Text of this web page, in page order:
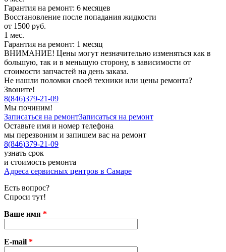
Гарантия на ремонт: 6 месяцев
Восстановление после попадания жидкости
от 1500 руб.
1 мес.
Гарантия на ремонт: 1 месяц
ВНИМАНИЕ! Цены могут незначительно изменяться как в
большую, так и в меньшую сторону, в зависимости от
стоимости запчастей на день заказа.
Не нашли поломки своей техники или цены ремонта?
Звоните!
8(846)379-21-09
Мы починим!
Записаться на ремонтЗаписаться на ремонт
Оставьте имя и номер телефона
мы перезвоним и запишем вас на ремонт
8(846)379-21-09
узнать срок
и стоимость ремонта
Адреса сервисных центров в Самаре
Есть вопрос?
Спроси тут!
Ваше имя *
E-mail *